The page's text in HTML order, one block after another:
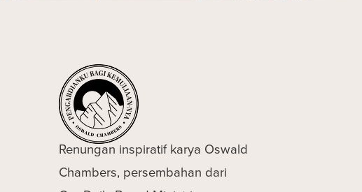
Renungan inspiratif karya Oswald
Chambers, persembahan dari